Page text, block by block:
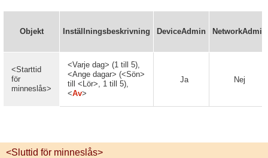
Objekt Inställningsbeskrivning DeviceAdmin NetworkAdmin
<Starttid
för
minneslås>
<Varje dag> (1 till 5),
<Ange dagar> (<Sön>
till <Lör>, 1 till 5),
<Av>
Ja Nej
<Sluttid för minneslås>